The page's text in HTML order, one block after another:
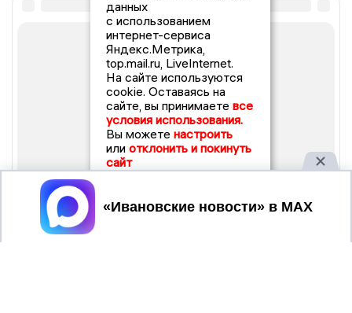
данных
с использованием
интернет-сервиса
Яндекс.Метрика,
top.mail.ru, LiveInternet.
На сайте используются
cookie. Оставаясь на
сайте, вы принимаете все
условия использования.
Вы можете настроить
или отклонить и покинуть
сайт
Принять